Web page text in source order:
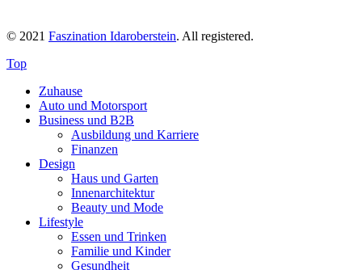
© 2021 Faszination Idaroberstein. All registered.
Top
Zuhause
Auto und Motorsport
Business und B2B
Ausbildung und Karriere
Finanzen
Design
Haus und Garten
Innenarchitektur
Beauty und Mode
Lifestyle
Essen und Trinken
Familie und Kinder
Gesundheit